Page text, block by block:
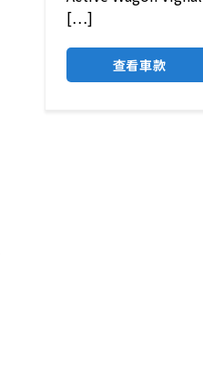
[…]
查看車款